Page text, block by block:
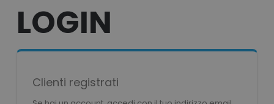
LOGIN
Clienti registrati